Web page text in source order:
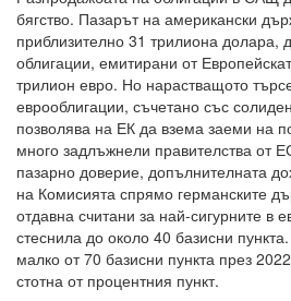
бягство. Пазарът на американски
приблизително 31 трилиона долара,
облигации, емитирани от
трилион евро. Но нарастващото
еврооблигации, съчетано със
позволява на ЕК да взема заеми на
много задлъжнели правителства от
пазарно доверие, допълнителната
на Комисията спрямо германските
отдавна считани за най-сигурните в
стеснила до около 40 базисни
малко от 70 базисни пункта през
стотна от процентния пункт.